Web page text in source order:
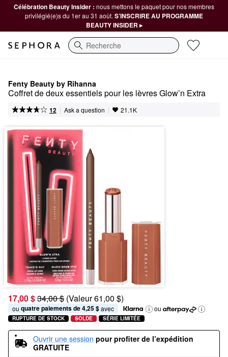
Célébration Beauty Insider : nous mettons le paquet pour nos membres
privilégié(e)s du 1er au 31 août. S’INSCRIRE AU PROGRAMME
BEAUTY INSIDER ▸
Recherche
Fenty Beauty by Rihanna
Coffret de deux essentiels pour les lèvres Glow’n Extra
12 | Ask a question | 21.1K
17,00 $34,00 $ (Valeur 61,00 $)
ou quatre paiements de 4,25 $ avec ou
RUPTURE DE STOCK SOLDE SÉRIE LIMITÉE
Ouvrir une session pour profiter de l’expédition
GRATUITE